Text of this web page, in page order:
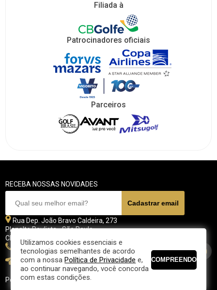
Filiada à
Patrocinadores oficiais
Parceiros
RECEBA NOSSAS NOVIDADES
Rua Dep. João Bravo Caldeira, 273
Planalto Paulista - São Paulo
CEP 04071 - 045
11 5070-4700
fpgolfe@fpgolfe.com.br
Política de privacidade
Utilizamos cookies essenciais e
tecnologias semelhantes de acordo
com a nossaPolítica de Privacidade e,
ao continuar navegando, você concorda
com estas condições.